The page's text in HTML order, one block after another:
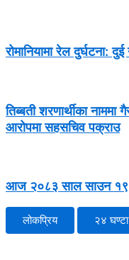
रोमानियामा रेल दुर्घटना:
तिब्बती शरणार्थीका
आरोपमा सहसचिव पक्राउ
आज २०८३ साल साउन १९
लोकप्रिय २४ घण्टा